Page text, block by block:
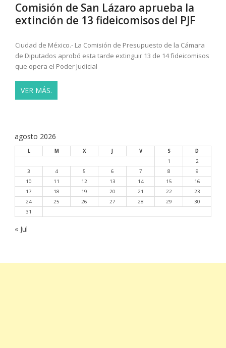
Comisión de San Lázaro aprueba la
extinción de 13 fideicomisos del PJF
Ciudad de México.- La Comisión de Presupuesto de la Cámara
de Diputados aprobó esta tarde extinguir 13 de 14 fideicomisos
que opera el Poder Judicial
VER MÁS.
agosto 2026
L M X V S
D
1
2
3
4 5 6 7 8
9
10
11 12 13 14 15
16
17
18 19 20 21 22
23
24
25 26 27 28 29
30
31
« Jul